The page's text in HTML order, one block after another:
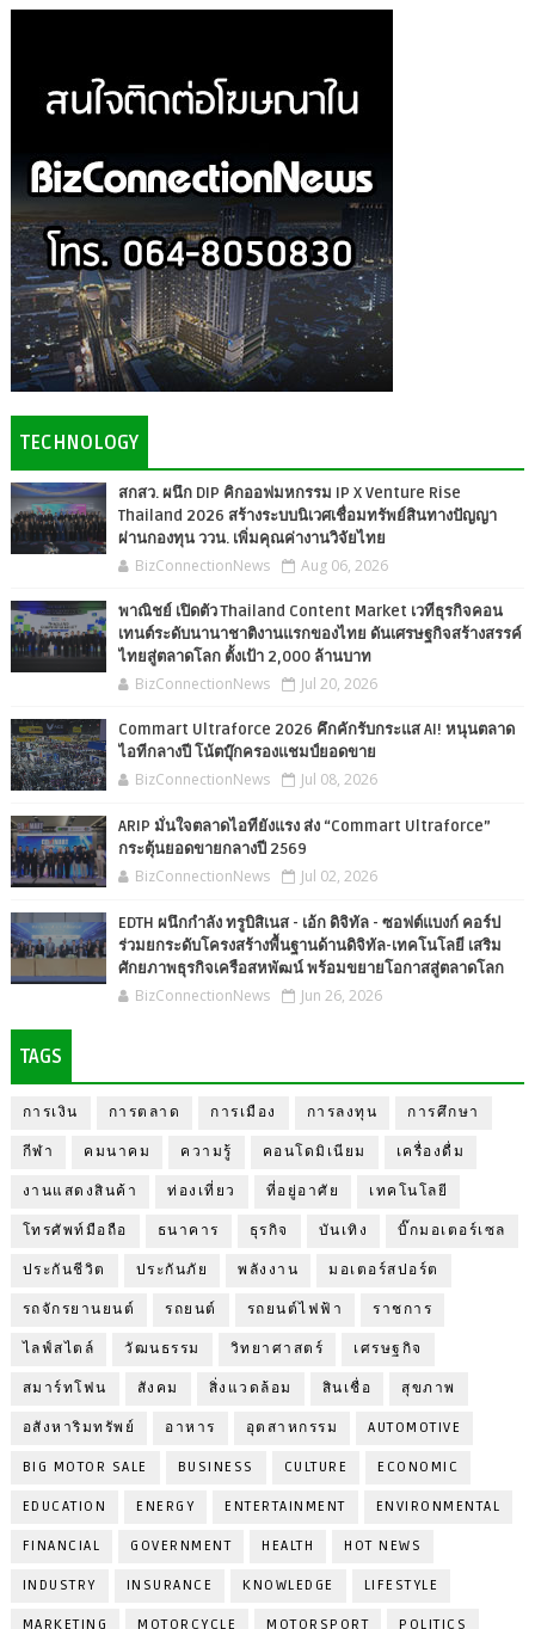
TECHNOLOGY
สกสว. ผนึก DIP คิกออฟมหกรรม IP X Venture Rise
Thailand 2026 สร้างระบบนิเวศเชื่อมทรัพย์สินทางปัญญา
ผ่านกองทุน ววน. เพิ่มคุณค่างานวิจัยไทย
BizConnectionNews Aug 06, 2026
พาณิชย์ เปิดตัว Thailand Content Market เวทีธุรกิจคอน
เทนต์ระดับนานาชาติงานแรกของไทย ดันเศรษฐกิจสร้างสรรค์
ไทยสู่ตลาดโลก ตั้งเป้า 2,000 ล้านบาท
BizConnectionNews Jul 20, 2026
Commart Ultraforce 2026 คึกคักรับกระแส AI! หนุนตลาด
ไอทีกลางปี โน้ตบุ๊กครองแชมป์ยอดขาย
BizConnectionNews Jul 08, 2026
ARIP มั่นใจตลาดไอทียังแรง ส่ง “Commart Ultraforce”
กระตุ้นยอดขายกลางปี 2569
BizConnectionNews Jul 02, 2026
EDTH ผนึกกำลัง ทรูบิสิเนส - เอ้ก ดิจิทัล - ซอฟต์แบงก์ คอร์ป
ร่วมยกระดับโครงสร้างพื้นฐานด้านดิจิทัล-เทคโนโลยี เสริม
ศักยภาพธุรกิจเครือสหพัฒน์ พร้อมขยายโอกาสสู่ตลาดโลก
BizConnectionNews Jun 26, 2026
TAGS
การเงิน การตลาด การเมือง การลงทุน การศึกษา
กีฬา คมนาคม ความรู้ คอนโดมิเนียม เครื่องดื่ม
งานแสดงสินค้า ท่องเที่ยว ที่อยู่อาศัย เทคโนโลยี
โทรศัพท์มือถือ ธนาคาร ธุรกิจ บันเทิง บิ๊กมอเตอร์เซล
ประกันชีวิต ประกันภัย พลังงาน มอเตอร์สปอร์ต
รถจักรยานยนต์ รถยนต์ รถยนต์ไฟฟ้า ราชการ
ไลฟ์สไตล์ วัฒนธรรม วิทยาศาสตร์ เศรษฐกิจ
สมาร์ทโฟน สังคม สิ่งแวดล้อม สินเชื่อ สุขภาพ
อสังหาริมทรัพย์ อาหาร อุตสาหกรรม AUTOMOTIVE
BIG MOTOR SALE BUSINESS CULTURE ECONOMIC
EDUCATION ENERGY ENTERTAINMENT ENVIRONMENTAL
FINANCIAL GOVERNMENT HEALTH HOT NEWS
INDUSTRY INSURANCE KNOWLEDGE LIFESTYLE
MARKETING MOTORCYCLE MOTORSPORT POLITICS